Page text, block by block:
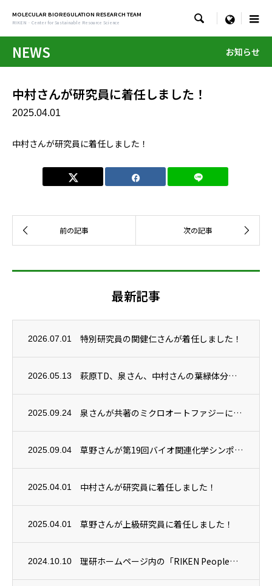
MOLECULAR BIOREGULATION RESEARCH TEAM
RIKEN · Center for Sustainable Resource Science  menu
NEWS お知らせ
中村さんが研究員に着任しました！
2025.04.01
中村さんが研究員に着任しました！
最新記事
2026.07.01 特別研究員の関健仁さんが着任しました！
2026.05.13 萩原TD、泉さん、中村さんの葉緑体分解機構に関する研究成果がPlant Physiol...
2025.09.24 泉さんが共著のミクロオートファジーに関する総説がAutophagy誌に掲載されました。
2025.09.04 草野さんが第19回バイオ関連化学シンポジウムで講演賞を受賞しました！
2025.04.01 中村さんが研究員に着任しました！
2025.04.01 草野さんが上級研究員に着任しました！
2024.10.10 理研ホームページ内の「RIKEN People」にJeksonさんの紹介記事が掲載され...